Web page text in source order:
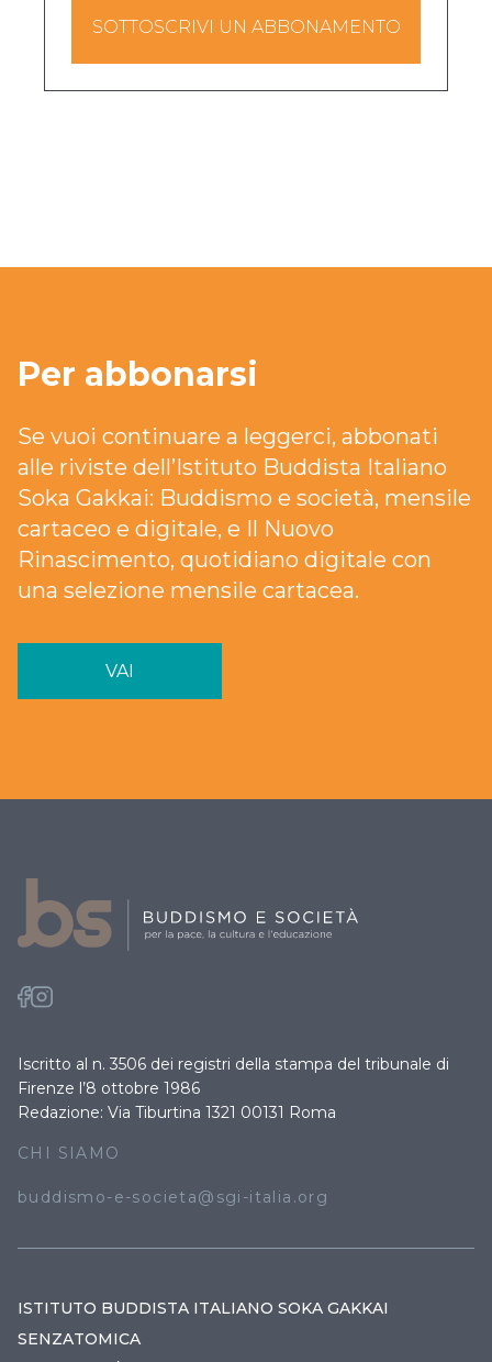
SOTTOSCRIVI UN ABBONAMENTO
Per abbonarsi
Se vuoi continuare a leggerci, abbonati
alle riviste dell’Istituto Buddista Italiano
Soka Gakkai: Buddismo e società, mensile
cartaceo e digitale, e Il Nuovo
Rinascimento, quotidiano digitale con
una selezione mensile cartacea.
VAI
Iscritto al n. 3506 dei registri della stampa del tribunale di
Firenze l’8 ottobre 1986
Redazione: Via Tiburtina 1321 00131 Roma
CHI SIAMO
buddismo-e-societa@sgi-italia.org
ISTITUTO BUDDISTA ITALIANO SOKA GAKKAI
SENZATOMICA